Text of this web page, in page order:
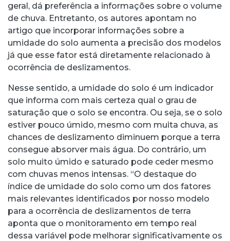
geral, dá preferência a informações sobre o volume
de chuva. Entretanto, os autores apontam no
artigo que incorporar informações sobre a
umidade do solo aumenta a precisão dos modelos
já que esse fator está diretamente relacionado à
ocorrência de deslizamentos.
Nesse sentido, a umidade do solo é um indicador
que informa com mais certeza qual o grau de
saturação que o solo se encontra. Ou seja, se o solo
estiver pouco úmido, mesmo com muita chuva, as
chances de deslizamento diminuem porque a terra
consegue absorver mais água. Do contrário, um
solo muito úmido e saturado pode ceder mesmo
com chuvas menos intensas. “O destaque do
índice de umidade do solo como um dos fatores
mais relevantes identificados por nosso modelo
para a ocorrência de deslizamentos de terra
aponta que o monitoramento em tempo real
dessa variável pode melhorar significativamente os